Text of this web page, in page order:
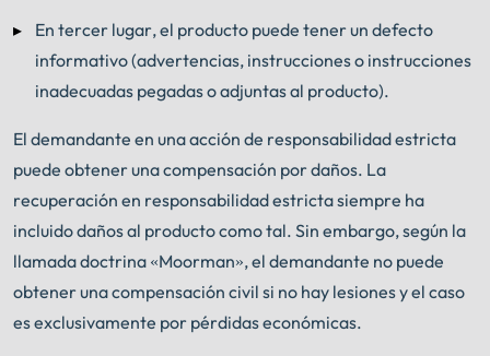
En tercer lugar, el producto puede tener un defecto
informativo (advertencias, instrucciones o instrucciones
inadecuadas pegadas o adjuntas al producto).
El demandante en una acción de responsabilidad estricta
puede obtener una compensación por daños. La
recuperación en responsabilidad estricta siempre ha
incluido daños al producto como tal. Sin embargo, según la
llamada doctrina «Moorman», el demandante no puede
obtener una compensación civil si no hay lesiones y el caso
es exclusivamente por pérdidas económicas.